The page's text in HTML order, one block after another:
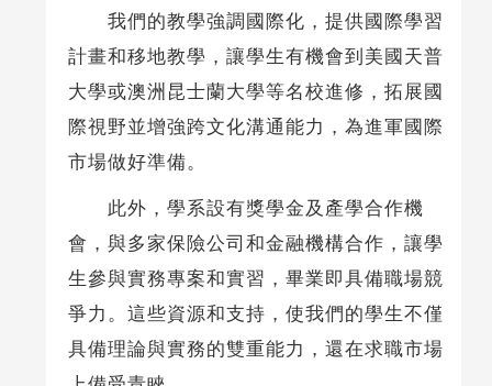
我們的教學強調國際化，提供國際學習
計畫和移地教學，讓學生有機會到美國天普
大學或澳洲昆士蘭大學等名校進修，拓展國
際視野並增強跨文化溝通能力，為進軍國際
市場做好準備。
此外，學系設有獎學金及產學合作機
會，與多家保險公司和金融機構合作，讓學
生參與實務專案和實習，畢業即具備職場競
爭力。這些資源和支持，使我們的學生不僅
具備理論與實務的雙重能力，還在求職市場